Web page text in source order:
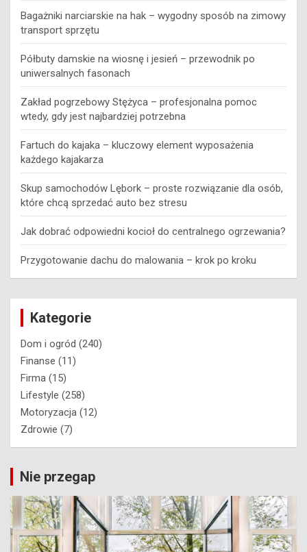
Bagażniki narciarskie na hak – wygodny sposób na zimowy
transport sprzętu
Półbuty damskie na wiosnę i jesień – przewodnik po
uniwersalnych fasonach
Zakład pogrzebowy Stężyca – profesjonalna pomoc
wtedy, gdy jest najbardziej potrzebna
Fartuch do kajaka – kluczowy element wyposażenia
każdego kajakarza
Skup samochodów Lębork – proste rozwiązanie dla osób,
które chcą sprzedać auto bez stresu
Jak dobrać odpowiedni kocioł do centralnego ogrzewania?
Przygotowanie dachu do malowania – krok po kroku
Kategorie
Dom i ogród (240)
Finanse (11)
Firma (15)
Lifestyle (258)
Motoryzacja (12)
Zdrowie (7)
Nie przegap